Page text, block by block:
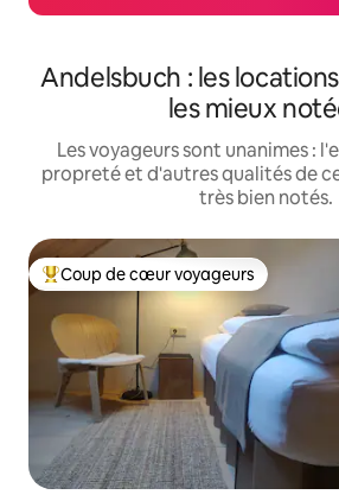
Andelsbuch : les
les mieux
Les voyageurs sont unanimes :
propreté et d'autres qualités de
très bien notés.
Coup de cœur voyageurs parmi les
Coup de cœur voyageurs